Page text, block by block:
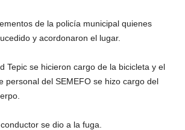
de la policía municipal quienes
y acordonaron el lugar.
Tepic se hicieron cargo de la bicicleta y el
personal del SEMEFO se hizo cargo del
se dio a la fuga.